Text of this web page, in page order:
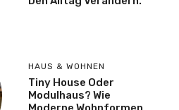
HAUS & WOHNEN
Tiny House Oder
Modulhaus? Wie